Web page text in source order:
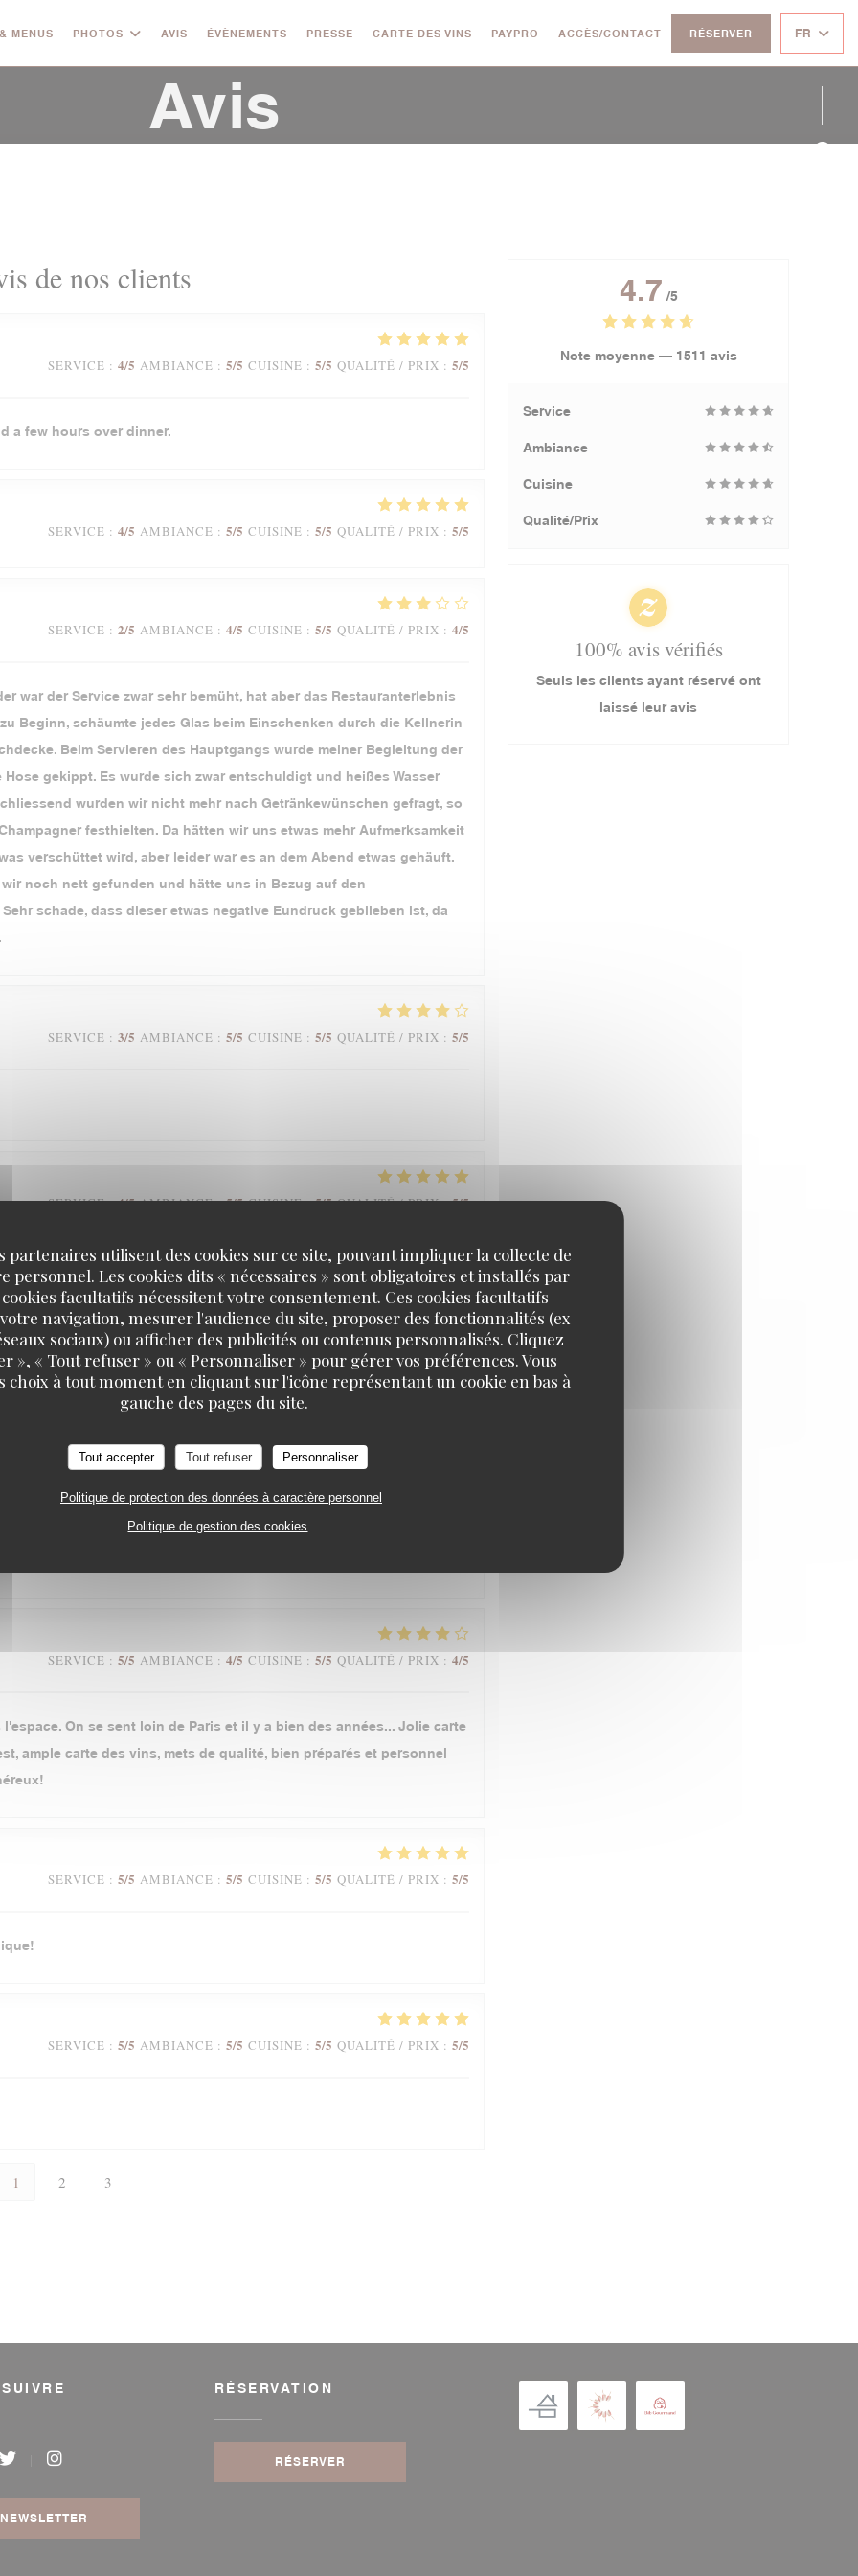
partenaires utilisent des cookies sur ce site, pouvant impliquer la collecte de
personnel. Les cookies dits « nécessaires » sont obligatoires et installés par
facultatifs nécessitent votre consentement. Ces cookies facultatifs
navigation, mesurer l'audience du site, proposer des fonctionnalités (ex
sociaux) ou afficher des publicités ou contenus personnalisés. Cliquez
», « Tout refuser » ou « Personnaliser » pour gérer vos préférences. Vous
choix à tout moment en cliquant sur l'icône représentant un cookie en bas à
gauche des pages du site.
Tout accepter Tout refuser Personnaliser
Politique de protection des données à caractère personnel
Politique de gestion des cookies
MENUS PHOTOS AVIS ÉVÈNEMENTS PRESSE CARTE DES VINS PAYPRO ((OUVRE UNE NOUVELLE FENÊTRE))
ACCÈS/CONTACT RÉSERVER FR
Avis
de nos clients
SERVICE : 4/5 AMBIANCE : 5/5 CUISINE : 5/5 QUALITÉ / PRIX : 5/5
a few hours over dinner.
SERVICE : 4/5 AMBIANCE : 5/5 CUISINE : 5/5 QUALITÉ / PRIX : 5/5
SERVICE : 2/5 AMBIANCE : 4/5 CUISINE : 5/5 QUALITÉ / PRIX : 4/5
war der Service zwar sehr bemüht, hat aber das Restauranterlebnis
Beginn, schäumte jedes Glas beim Einschenken durch die Kellnerin
Beim Servieren des Hauptgangs wurde meiner Begleitung der
gekippt. Es wurde sich zwar entschuldigt und heißes Wasser
wurden wir nicht mehr nach Getränkewünschen gefragt, so
festhielten. Da hätten wir uns etwas mehr Aufmerksamkeit
verschüttet wird, aber leider war es an dem Abend etwas gehäuft.
noch nett gefunden und hätte uns in Bezug auf den
schade, dass dieser etwas negative Eundruck geblieben ist, da
SERVICE : 3/5 AMBIANCE : 5/5 CUISINE : 5/5 QUALITÉ / PRIX : 5/5
SERVICE: 4/5 AMBIANCE: 5/5 CUISINE: 5/5 QUALITÉ / PRIX: 5/5
SERVICE: 4/5 AMBIANCE: 5/5 CUISINE: 5/5 QUALITÉ / PRIX: 5/5
Le cadre est chaleureux et d’un autre temps que nous
agréable et de bon ton. Merci à toute l’équipe
SERVICE : 5/5 AMBIANCE : 4/5 CUISINE : 5/5 QUALITÉ / PRIX : 4/5
On se sent loin de Paris et il y a bien des années... Jolie carte
ample carte des vins, mets de qualité, bien préparés et personnel
SERVICE : 5/5 AMBIANCE : 5/5 CUISINE : 5/5 QUALITÉ / PRIX : 5/5
SERVICE : 5/5 AMBIANCE : 5/5 CUISINE : 5/5 QUALITÉ / PRIX : 5/5
1 2 3
4.7 /5
Note moyenne — 1511 avis
Service
Ambiance
Cuisine
Qualité/Prix
100% avis vérifiés
Seuls les clients ayant réservé ont
laissé leur avis
NEWSLETTER
RÉSERVATION
RÉSERVER